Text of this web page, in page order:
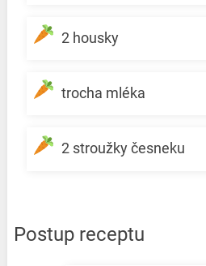
2 housky
trocha mléka
2 stroužky česneku
Postup receptu